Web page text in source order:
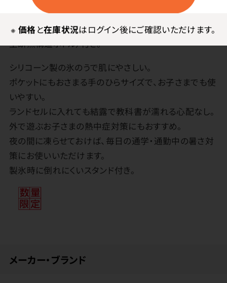
※ 価格と在庫状況はログイン後にご確認いただけます。
ポケットサイズでどこにでも気軽に持ち運べるシリコー
ン氷のう。長時間保冷できる冷たさキープホルダー（真
空断熱構造ボトル）付き。
シリコーン製の氷のうで肌にやさしい。
ポケットにもおさまる手のひらサイズで、お子さまでも使
いやすい。
ランドセルに入れても結露で教科書が濡れる心配なし。
外で遊ぶお子さまの熱中症対策にもおすすめ。
夜の間に凍らせておけば、毎日の通学・通勤中の暑さ対
策にお使いいただけます。
製氷時に倒れにくいスタンド付き。
メーカー・ブランド